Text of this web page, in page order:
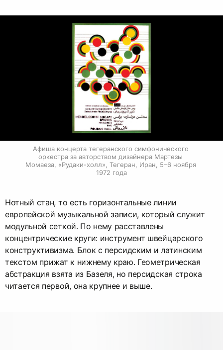
Афиша концерта тегеранского симфонического
оркестра за авторством дизайнера Мартезы
Момаеза, «Рудаки-холл», Тегеран, Иран, 5–6 ноября
1972 года
Нотный стан, то есть горизонтальные линии
европейской музыкальной записи, который служит
модульной сеткой. По нему расставлены
концентрические круги: инструмент швейцарского
конструктивизма. Блок с персидским и латинским
текстом прижат к нижнему краю. Геометрическая
абстракция взята из Базеля, но персидская строка
читается первой, она крупнее и выше.